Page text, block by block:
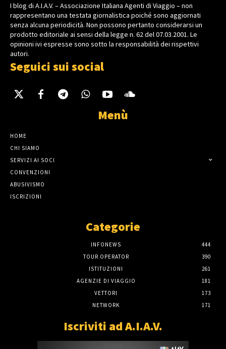
I blog di A.I.A.V. – Associazione Italiana Agenti di Viaggio – non
rappresentano una testata giornalistica poiché sono aggiornati
senza alcuna periodicità. Non possono pertanto considerarsi un
prodotto editoriale ai sensi della legge n. 62 del 07.03.2001. Le
opinioni ivi espresse sono sotto la responsabilità dei rispettivi
autori.
Seguici sui social
Menù
HOME
CHI SIAMO
SERVIZI AI SOCI
CONVENZIONI
ABUSIVISMO
ISCRIZIONI
Categorie
INFONEWS
444
TOUR OPERATOR
390
ISTITUZIONI
261
AGENZIE DI VIAGGIO
181
VETTORI
173
NETWORK
171
Iscriviti ad A.I.A.V.